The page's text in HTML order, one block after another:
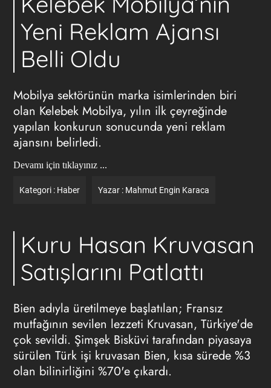
Yeni Reklam Ajansı
Belli Oldu
Mobilya sektörünün marka isimlerinden biri
olan Kelebek Mobilya, yılın ilk çeyreğinde
yapılan konkurun sonucunda yeni reklam
ajansını belirledi.
Devamı için tıklayınız ...
Kategori : Haber Yazar : Mahmut Engin Karaca
Kuru Hasan Kruvasan
Satışlarını Patlattı
Bien adıyla üretilmeye başlatılan; Fransız
mutfağının sevilen lezzeti Kruvasan, Türkiye'de
çok sevildi. Şimşek Bisküvi tarafından piyasaya
sürülen Türk işi kruvasan Bien, kısa sürede %3
olan bilinirliğini %70'e çıkardı.